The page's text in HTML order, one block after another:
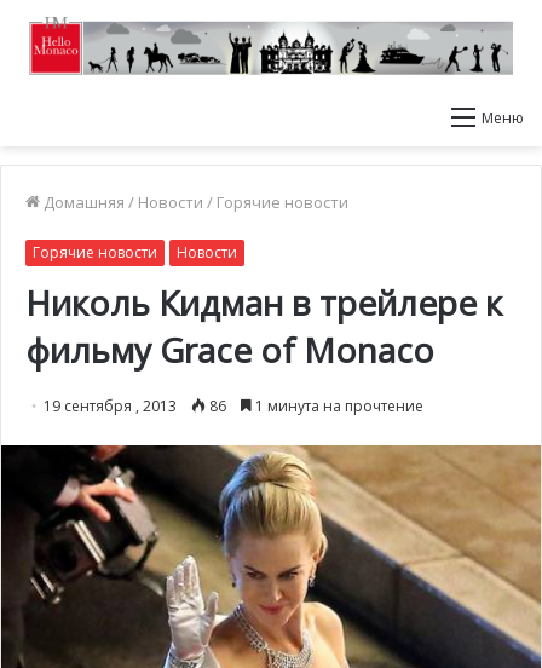
Меню
Домашняя / Новости / Горячие новости
Горячие новости Новости
Николь Кидман в трейлере к
фильму Grace of Monaco
19 сентября , 2013 86 1 минута на прочтение